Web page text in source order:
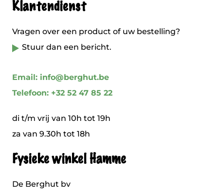
Klantendienst
Vragen over een product of uw bestelling?
Stuur dan een bericht.
Email: info@berghut.be
Telefoon: +32 52 47 85 22
di t/m vrij van 10h tot 19h
za van 9.30h tot 18h
Fysieke winkel Hamme
De Berghut bv